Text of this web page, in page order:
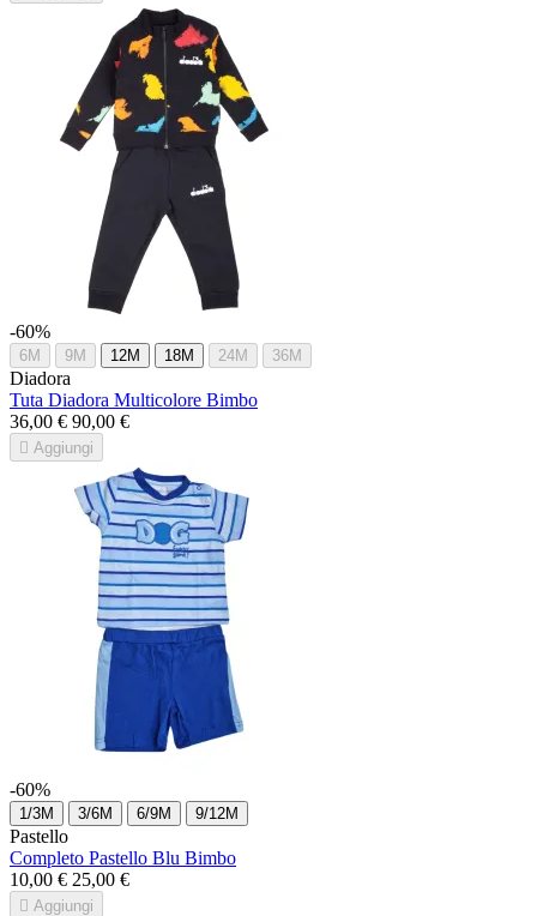
-60%
6M 9M 12M 18M 24M 36M
Diadora
Tuta Diadora Multicolore Bimbo
36,00 € 90,00 €
 Aggiungi
-60%
1/3M 3/6M 6/9M 9/12M
Pastello
Completo Pastello Blu Bimbo
10,00 € 25,00 €
 Aggiungi